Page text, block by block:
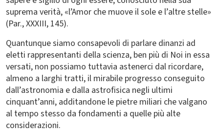
suprema verità, «l’Amor che muove il sole e l’altre stelle»
(Par., XXXIII, 145).
Quantunque siamo consapevoli di parlare dinanzi ad
eletti rappresentanti della scienza, ben più di Noi in essa
versati, non possiamo tuttavia astenerci dal ricordare,
almeno a larghi tratti, il mirabile progresso conseguito
dall’astronomia e dalla astrofisica negli ultimi
cinquant’anni, additandone le pietre miliari che valgano
al tempo stesso da fondamenti a quelle più alte
considerazioni.